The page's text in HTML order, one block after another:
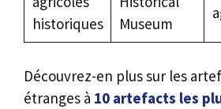
historiques
Museum
Découvrez-en plus sur les
étranges à 10 artefacts les